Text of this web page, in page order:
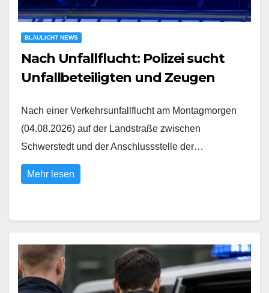
BLAULICHT NEWS
Nach Unfallflucht: Polizei sucht
Unfallbeteiligten und Zeugen
Nach einer Verkehrsunfallflucht am Montagmorgen
(04.08.2026) auf der Landstraße zwischen
Schwerstedt und der Anschlussstelle der…
Mehr lesen